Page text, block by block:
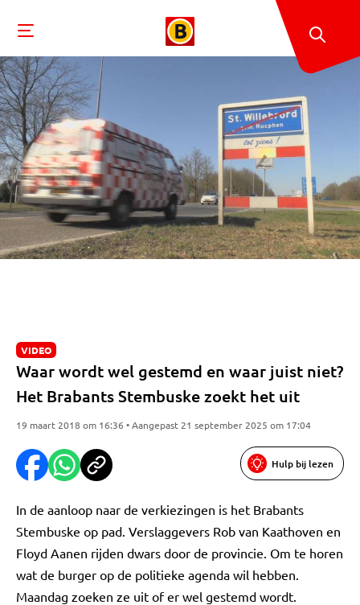
VIDEO
Waar wordt wel gestemd en waar juist niet?
Het Brabants Stembuske zoekt het uit
19 maart 2018 om 16:36 • Aangepast 21 september 2025 om 17:04
Hulp bij lezen
In de aanloop naar de verkiezingen is het Brabants
Stembuske op pad. Verslaggevers Rob van Kaathoven en
Floyd Aanen rijden dwars door de provincie. Om te horen
wat de burger op de politieke agenda wil hebben.
Maandag zoeken ze uit of er wel gestemd wordt.